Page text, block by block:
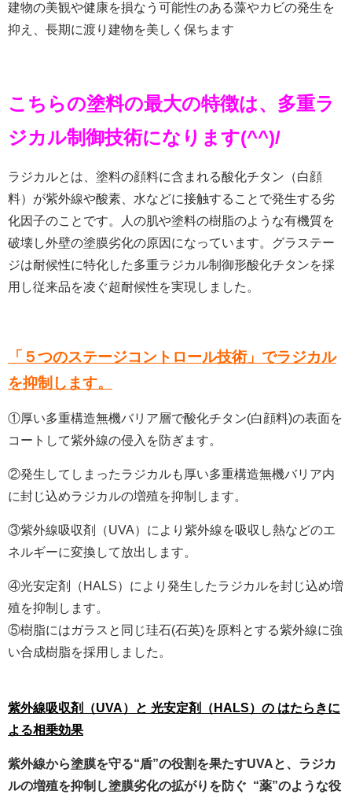
建物の美観や健康を損なう可能性のある藻やカビの発生を
抑え、長期に渡り建物を美しく保ちます
こちらの塗料の最大の特徴は、多重ラ
ジカル制御技術になります(^^)/
ラジカルとは、塗料の顔料に含まれる酸化チタン（白顔
料）が紫外線や酸素、水などに接触することで発生する劣
化因子のことです。人の肌や塗料の樹脂のような有機質を
破壊し外壁の塗膜劣化の原因になっています。グラステー
ジは耐候性に特化した多重ラジカル制御形酸化チタンを採
用し従来品を凌ぐ超耐候性を実現しました。
「５つのステージコントロール技術」でラジカル
を抑制します。
①厚い多重構造無機バリア層で酸化チタン(白顔料)の表面を
コートして紫外線の侵入を防ぎます。
②発生してしまったラジカルも厚い多重構造無機バリア内
に封じ込めラジカルの増殖を抑制します。
③紫外線吸収剤（UVA）により紫外線を吸収し熱などのエ
ネルギーに変換して放出します。
④光安定剤（HALS）により発生したラジカルを封じ込め増
殖を抑制します。
⑤樹脂にはガラスと同じ珪石(石英)を原料とする紫外線に強
い合成樹脂を採用しました。
紫外線吸収剤 （UVA）と 光安定剤（HALS）の はたらきに
よる相乗効果
紫外線から塗膜を守る“盾”の役割を果たすUVAと、ラジカ
ルの増殖を抑制し塗膜劣化の拡がりを防ぐ “薬”のような役